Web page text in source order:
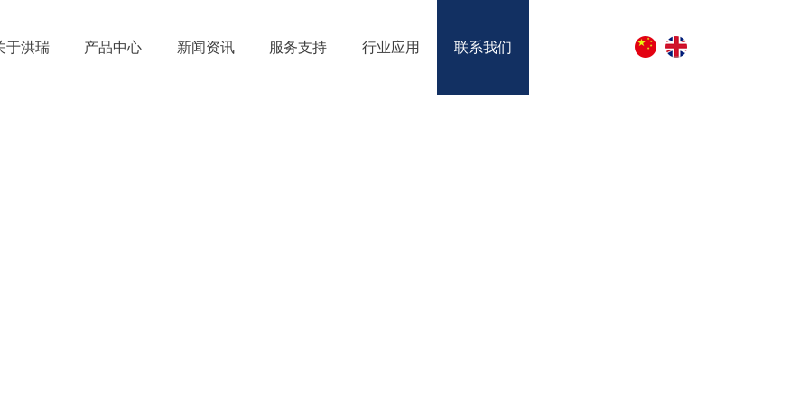
于洪瑞 产品中心 新闻资讯 服务支持 行业应用 联系我们